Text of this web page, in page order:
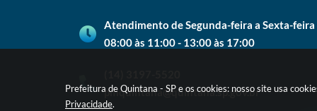
Prefeitura de Quintana - SP e os cookies: nosso site usa
Privacidade.
Atendimento de Segunda-feira a Sexta-feira
08:00 às 11:00 - 13:00 às 17:00
pmquintana@quintana.sp.gov.br